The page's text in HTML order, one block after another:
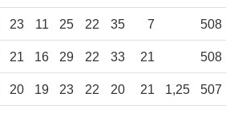
23 11 25 22 35 7 508
21 16 29 22 33 21 508
20 19 23 22 20 21 1,25 507